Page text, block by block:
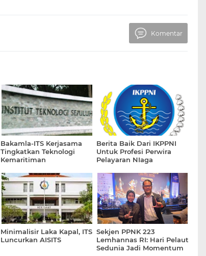
Komentar
Bakamla-ITS Kerjasama
Tingkatkan Teknologi
Kemaritiman
Berita Baik Dari IKPPNI
Untuk Profesi Perwira
Pelayaran NIaga
Minimalisir Laka Kapal, ITS
Luncurkan AISITS
Sekjen PPNK 223
Lemhannas RI: Hari Pelaut
Sedunia Jadi Momentum